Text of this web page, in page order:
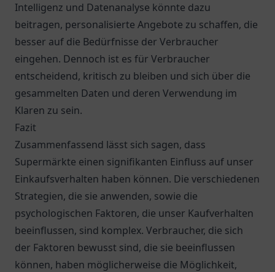
Intelligenz und Datenanalyse könnte dazu
beitragen, personalisierte Angebote zu schaffen, die
besser auf die Bedürfnisse der Verbraucher
eingehen. Dennoch ist es für Verbraucher
entscheidend, kritisch zu bleiben und sich über die
gesammelten Daten und deren Verwendung im
Klaren zu sein.
Fazit
Zusammenfassend lässt sich sagen, dass
Supermärkte einen signifikanten Einfluss auf unser
Einkaufsverhalten haben können. Die verschiedenen
Strategien, die sie anwenden, sowie die
psychologischen Faktoren, die unser Kaufverhalten
beeinflussen, sind komplex. Verbraucher, die sich
der Faktoren bewusst sind, die sie beeinflussen
können, haben möglicherweise die Möglichkeit,